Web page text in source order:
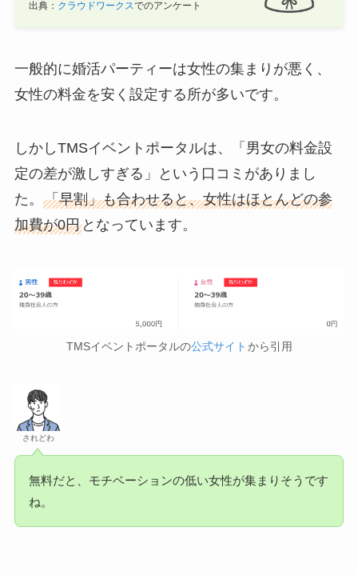
出典： クラウドワークスでのアンケート
一般的に婚活パーティーは女性の集まりが悪く、
女性の料金を安く設定する所が多いです。
しかしTMSイベントポータルは、「男女の料金設
定の差が激しすぎる」という口コミがありまし
た。 「早割」も合わせると、女性はほとんどの参
加費が0円となっています。
TMSイベントポータルの公式サイト から引用
されどわ
無料だと、モチベーションの低い女性が集まりそうです
ね。